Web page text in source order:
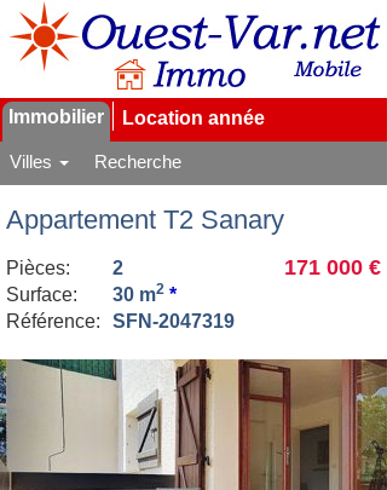
Immobilier Location année
Villes Recherche
Appartement T2 Sanary
171 000 €
Pièces:
2
Surface:
30 m2 *
Référence:
SFN-2047319